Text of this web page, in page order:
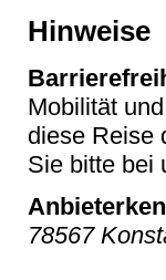
Hinweise
Mobilität
diese Reise
Sie bitte bei
78567